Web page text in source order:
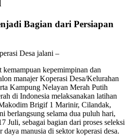
Bagian dari Persiapan
Desa jalani –
kepemimpinan dan
manajer Koperasi Desa/Kelurahan
Kampung Nelayan Merah Putih
di Indonesia melaksanakan latihan
Brigif 1 Marinir, Cilandak,
berlangsung selama dua puluh hari,
Juli, sebagai bagian dari proses seleksi
daya manusia di sektor koperasi desa.